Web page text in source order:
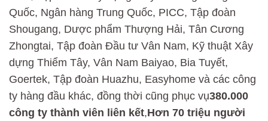
Quốc, Ngân hàng Trung Quốc, PICC, Tập đoàn
Shougang, Dược phẩm Thượng Hải, Tân Cương
Zhongtai, Tập đoàn Đầu tư Vân Nam, Kỹ thuật Xây
dựng Thiểm Tây, Vân Nam Baiyao, Bia Tuyết,
Goertek, Tập đoàn Huazhu, Easyhome và các công
ty hàng đầu khác, đồng thời cũng phục vụ380.000
công ty thành viên liên kết,Hơn 70 triệu người